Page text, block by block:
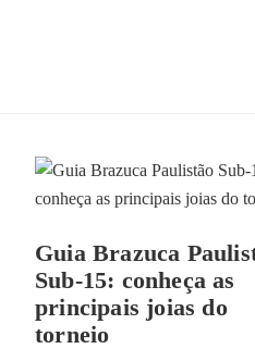
Guia Brazuca
Sub-15: conheça as
principais joias do
torneio